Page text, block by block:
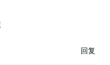
回复